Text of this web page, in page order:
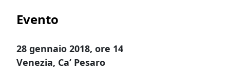
Evento
28 gennaio 2018, ore 14
Venezia, Ca’ Pesaro